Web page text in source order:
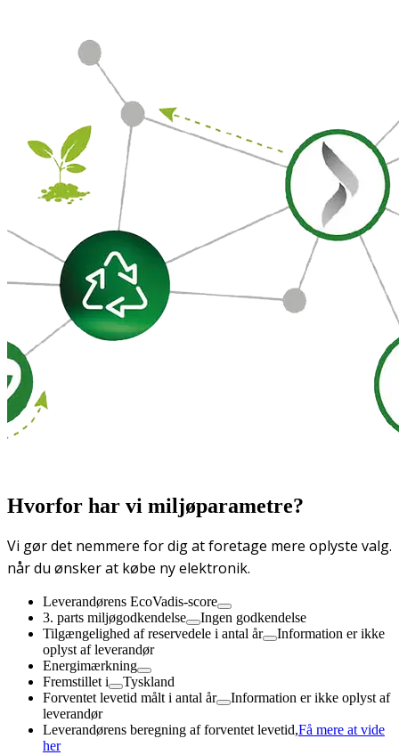
Hvorfor har vi miljøparametre?
Vi gør det nemmere for dig at foretage mere oplyste valg.
når du ønsker at købe ny elektronik.
Leverandørens EcoVadis-score
3. parts miljøgodkendelse
Ingen godkendelse
Tilgængelighed af reservedele i antal år
Information er ikke
oplyst af leverandør
Energimærkning
Fremstillet i
Tyskland
Forventet levetid målt i antal år
Information er ikke oplyst af
leverandør
Leverandørens beregning af forventet levetid,Få mere at vide
her